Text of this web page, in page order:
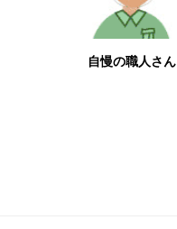
自慢の職人さん